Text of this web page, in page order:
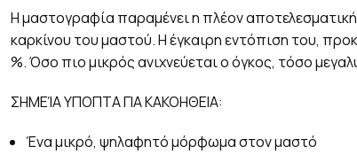
H μαστογραφία παραμένει η πλέον
καρκίνου του μαστού. Η έγκαιρη εντόπιση του,
%. Όσο πιο μικρός ανιχνεύεται ο όγκος, τόσο
ΣΗΜΕΊΑ ΥΠΟΠΤΑ ΓΙΑ ΚΑΚΟΗΘΕΙΑ:
Ένα μικρό, ψηλαφητό μόρφωμα στον μαστό